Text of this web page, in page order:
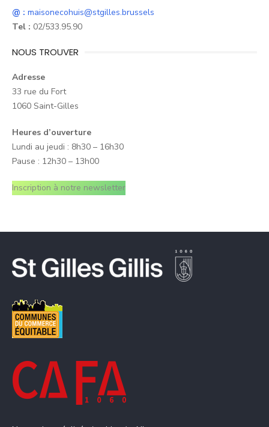
@ : maisonecohuis@stgilles.brussels
Tel : 02/533.95.90
NOUS TROUVER
Adresse
33 rue du Fort
1060 Saint-Gilles
Heures d’ouverture
Lundi au jeudi : 8h30 – 16h30
Pause : 12h30 – 13h00
Inscription à notre newsletter